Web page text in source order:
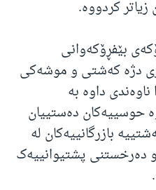
کردووە.
بێفڕۆکەوانی
دژە کەشتی و موشەکی
داوە بە
حوسییەکان دەستییان
بازرگانییەکان لە
دەرخستنی پشتیوانییەک